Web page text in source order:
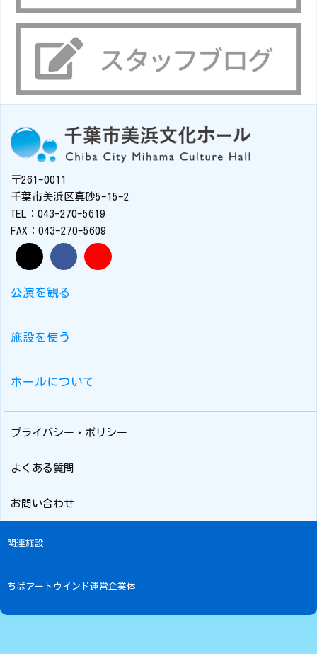
〒261-0011
千葉市美浜区真砂5-15-2
TEL：043-270-5619
FAX：043-270-5609
公演を観る
施設を使う
ホールについて
プライバシー・ポリシー
よくある質問
お問い合わせ
関連施設
ちばアートウインド運営企業体